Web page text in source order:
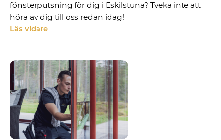
fönsterputsning för dig i Eskilstuna? Tveka inte att
höra av dig till oss redan idag!
Läs vidare